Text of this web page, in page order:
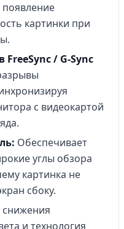
картинки при
/ G-Sync
с видеокартой
Обеспечивает
углы обзора
картинка не
сбоку.
и технология